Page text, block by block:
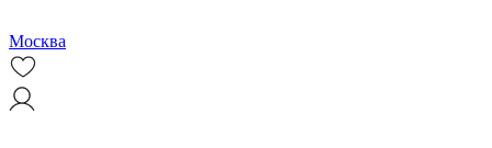
Москва